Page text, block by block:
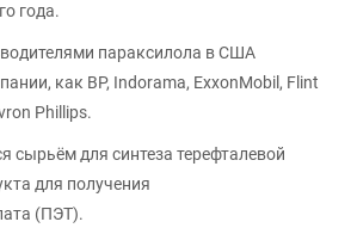
года.
параксилола в США
как BP, Indorama, ExxonMobil, Flint
Phillips.
сырьём для синтеза терефталевой
для получения
(ПЭТ).